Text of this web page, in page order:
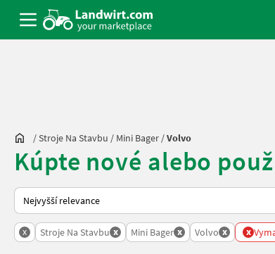
/Stroje Na Stavbu / Mini Bager /Volvo
Kúpte nové alebo
Takto se řadí nabídky na Landwirt.com
x Stroje Na Stavbu x Mini Bager x Volvo x x